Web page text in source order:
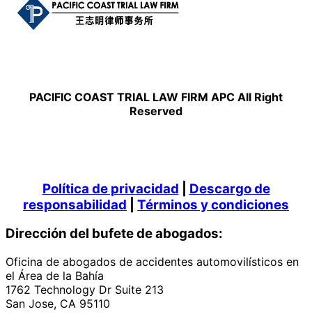
PACIFIC COAST TRIAL LAW FIRM APC All Right
Reserved
Política de privacidad
Descargo de
responsabilidad
Términos y condiciones
Dirección del bufete de abogados:
Oficina de abogados de accidentes automovilísticos en
el Área de la Bahía
1762 Technology Dr Suite 213
San Jose, CA 95110